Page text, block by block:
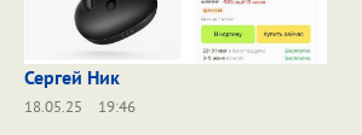
Сергей Ник
18.05.25
19:46